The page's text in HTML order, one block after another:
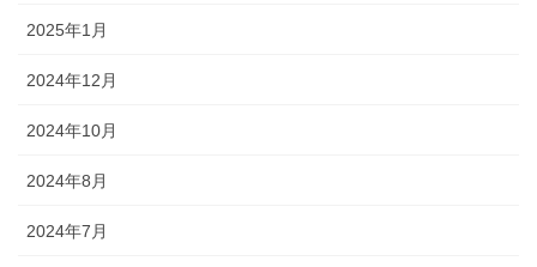
2025年1月
2024年12月
2024年10月
2024年8月
2024年7月